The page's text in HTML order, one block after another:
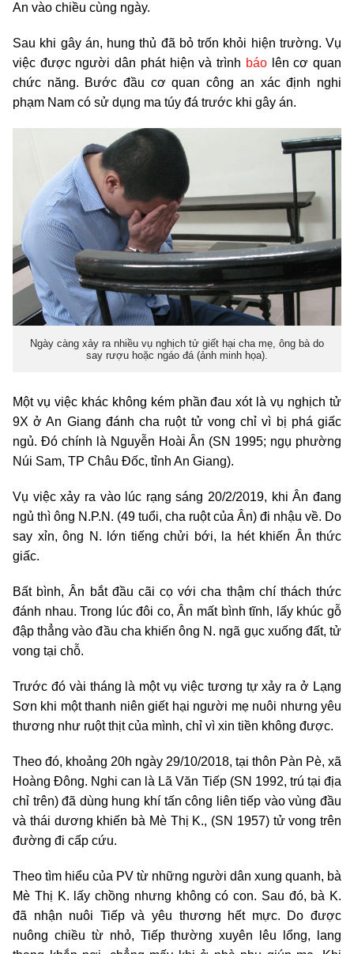
An vào chiều cùng ngày.
Sau khi gây án, hung thủ đã bỏ trốn khỏi hiện trường. Vụ
việc được người dân phát hiện và trình báolên cơ quan
chức năng. Bước đầu cơ quan công an xác định nghi
phạm Nam có sử dụng ma túy đá trước khi gây án.
Ngày càng xảy ra nhiều vụ nghịch tử giết hại cha mẹ, ông bà do
say rượu hoặc ngáo đá (ảnh minh họa).
Một vụ việc khác không kém phần đau xót là vụ nghịch tử
9X ở An Giang đánh cha ruột tử vong chỉ vì bị phá giấc
ngủ. Đó chính là Nguyễn Hoài Ân (SN 1995; ngụ phường
Núi Sam, TP Châu Đốc, tỉnh An Giang).
Vụ việc xảy ra vào lúc rạng sáng 20/2/2019, khi Ân đang
ngủ thì ông N.P.N. (49 tuổi, cha ruột của Ân) đi nhậu về. Do
say xỉn, ông N. lớn tiếng chửi bới, la hét khiến Ân thức
giấc.
Bất bình, Ân bắt đầu cãi cọ với cha thậm chí thách thức
đánh nhau. Trong lúc đôi co, Ân mất bình tĩnh, lấy khúc gỗ
đập thẳng vào đầu cha khiến ông N. ngã gục xuống đất, tử
vong tại chỗ.
Trước đó vài tháng là một vụ việc tương tự xảy ra ở Lạng
Sơn khi một thanh niên giết hại người mẹ nuôi nhưng yêu
thương như ruột thịt của mình, chỉ vì xin tiền không được.
Theo đó, khoảng 20h ngày 29/10/2018, tại thôn Pàn Pè, xã
Hoàng Đông. Nghi can là Lã Văn Tiếp (SN 1992, trú tại địa
chỉ trên) đã dùng hung khí tấn công liên tiếp vào vùng đầu
và thái dương khiến bà Mè Thị K., (SN 1957) tử vong trên
đường đi cấp cứu.
Theo tìm hiểu của PV từ những người dân xung quanh, bà
Mè Thị K. lấy chồng nhưng không có con. Sau đó, bà K.
đã nhận nuôi Tiếp và yêu thương hết mực. Do được
nuông chiều từ nhỏ, Tiếp thường xuyên lêu lổng, lang